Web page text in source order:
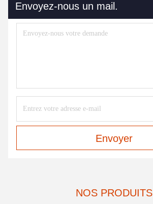
Envoyez-nous un mail.
Envoyer
NOS PRODUITS